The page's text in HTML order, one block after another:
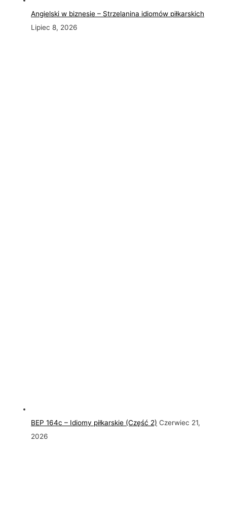
Angielski w biznesie – Strzelanina idiomów piłkarskich
Lipiec 8, 2026
BEP 164c – Idiomy piłkarskie (Część 2) Czerwiec 21,
2026